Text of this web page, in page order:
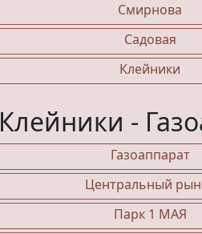
Смирнова
Садовая
Клейники
Клейники -
Газоаппарат
Центральный
Парк 1 МАЯ